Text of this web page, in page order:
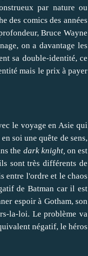
par nature ou
des comics des années
Bruce Wayne
on a davantage les
sa double-identité, ce
mais le prix à payer
le voyage en Asie qui
soi une quête de sens,
the dark knight, on est
sont très différents de
entre l'ordre et le chaos
de Batman car il est
espoir à Gotham, son
la-loi. Le problème va
négatif, le héros